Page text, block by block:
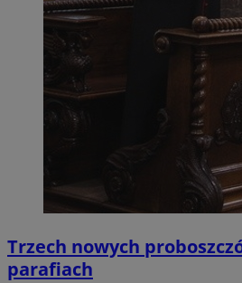
Trzech nowych
parafiach